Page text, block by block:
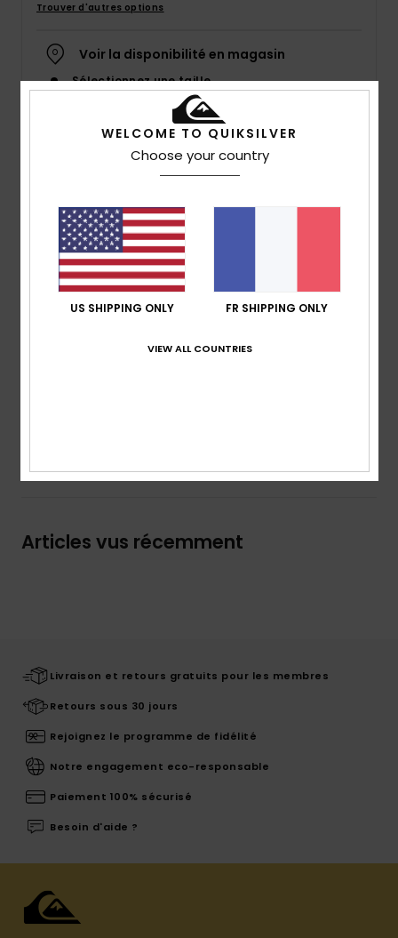
Trouver d'autres options
Voir la disponibilité en magasin
Sélectionnez une taille
matière Highlite stretch. Fabriqué à partir de bouteilles
en plastique recyclées, le Highlite Arch 19’’ intègre
également un revêtement hydrophobe végétal pour
réduire le temps de séchage entre deux sessions. Une
poche avec rabat à l’arrière et un porte-clés élastique
Livraison & Retours
Articles vus récemment
Livraison et retours gratuits pour les membres
Retours sous 30 jours
Rejoignez le programme de fidélité
Notre engagement eco-responsable
Paiement 100% sécurisé
Besoin d'aide ?
WELCOME TO QUIKSILVER
Choose your country
US SHIPPING ONLY FR SHIPPING ONLY
VIEW ALL COUNTRIES